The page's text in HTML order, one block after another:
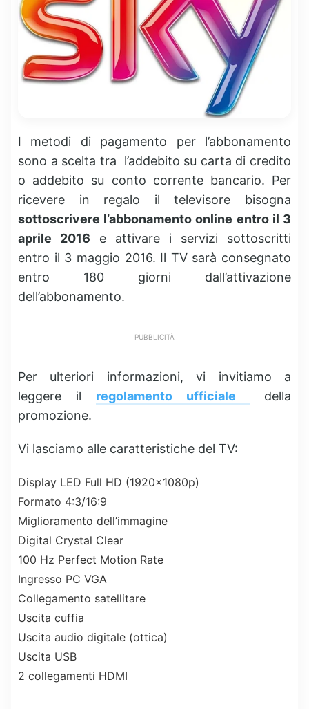
I metodi di pagamento per l’abbonamento
sono a scelta tra l’addebito su carta di credito
o addebito su conto corrente bancario. Per
ricevere in regalo il televisore bisogna
sottoscrivere l’abbonamento online entro il 3
aprile 2016 e attivare i servizi sottoscritti
entro il 3 maggio 2016. Il TV sarà consegnato
entro 180 giorni dall’attivazione
dell’abbonamento.
PUBBLICITÀ
Per ulteriori informazioni, vi invitiamo a
leggere il regolamento ufficiale
della
promozione.
Vi lasciamo alle caratteristiche del TV:
Display LED Full HD (1920x1080p)
Formato 4:3/16:9
Miglioramento dell’immagine
Digital Crystal Clear
100 Hz Perfect Motion Rate
Ingresso PC VGA
Collegamento satellitare
Uscita cuffia
Uscita audio digitale (ottica)
Uscita USB
2 collegamenti HDMI